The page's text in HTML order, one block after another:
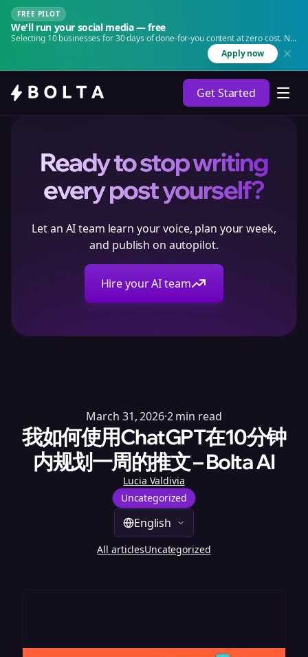
FREE PILOT
We'll run your social media — free
Selecting 10 businesses for 30 days of done-for-you content at zero cost. No
Apply now
Get Started
Ready to stop writing
every post yourself?
Let an AI team learn your voice, plan your week,
and publish on autopilot.
Hire your AI team
March 31, 2026·2 min read
我如何使用ChatGPT在10分钟
内规划一周的推文 – Bolta AI
Lucia Valdivia
Uncategorized
English
All articlesUncategorized